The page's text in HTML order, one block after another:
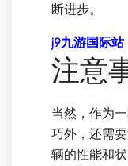
断进步。
j9九游国际站
注意
当然，作为
巧外，还需
辆的性能和